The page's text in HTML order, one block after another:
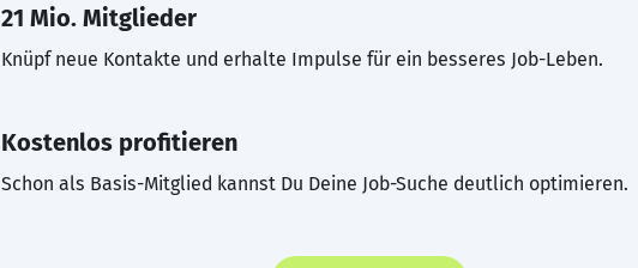
21 Mio. Mitglieder
Knüpf neue Kontakte und erhalte Impulse für ein besseres Job-Leben.
Kostenlos profitieren
Schon als Basis-Mitglied kannst Du Deine Job-Suche deutlich optimieren.